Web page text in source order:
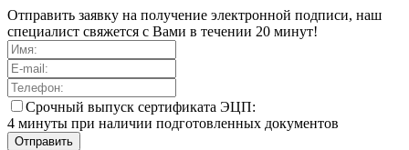
Отправить заявку на получение электронной подписи, наш
специалист свяжется с Вами в течении 20 минут!
Cрочный выпуск сертификата ЭЦП:
4 минуты при наличии подготовленных документов
Отправить